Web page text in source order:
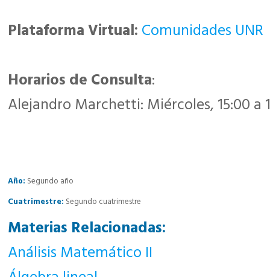
Plataforma Virtual:Comunidades UNR
Horarios de Consulta:
Alejandro Marchetti: Miércoles, 15:00 a
Año: Segundo año
Cuatrimestre: Segundo cuatrimestre
Materias Relacionadas:
Análisis Matemático II